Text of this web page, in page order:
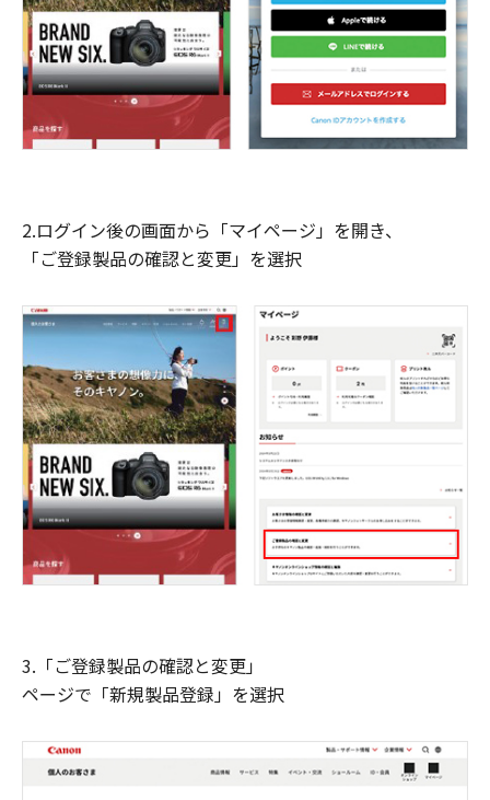
2.ログイン後の画面から「マイページ」を開き、
「ご登録製品の確認と変更」を選択
3.「ご登録製品の確認と変更」
ページで「新規製品登録」を選択